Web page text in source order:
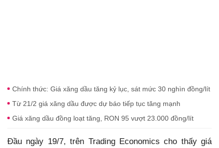
Chính thức: Giá xăng dầu tăng kỷ lục, sát mức 30 nghìn đồng/lít
Từ 21/2 giá xăng dầu được dự báo tiếp tục tăng mạnh
Giá xăng dầu đồng loạt tăng, RON 95 vượt 23.000 đồng/lít
Đầu ngày 19/7, trên Trading Economics cho thấy giá